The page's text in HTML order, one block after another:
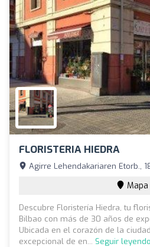
FLORISTERIA HIEDRA
Agirre Lehendakariaren Etorb.,
Mapa
Descubre Floristería Hiedra, tu
Bilbao con más de 30 años de
Ubicada en el corazón de la
excepcional de en... Seguir leyendo